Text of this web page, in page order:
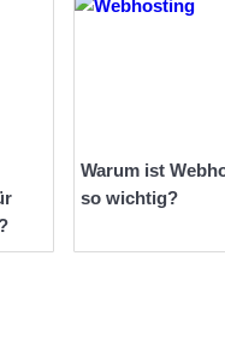
Warum ist
so wichtig?